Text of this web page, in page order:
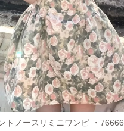
トノースリミニワンピ ・76666